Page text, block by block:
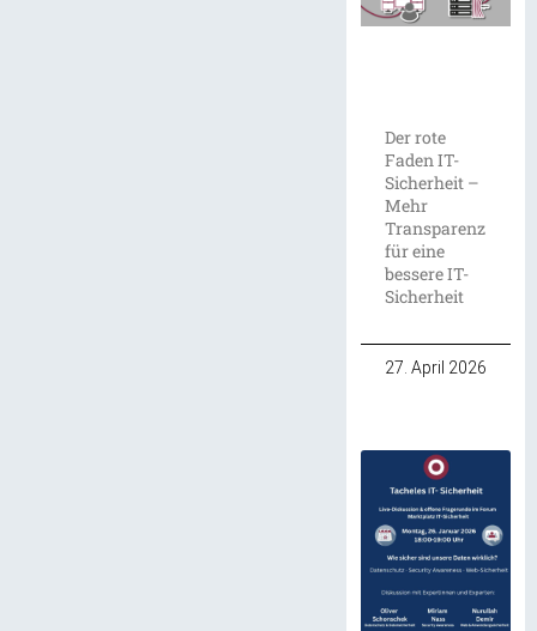
Der rote
Faden IT-
Sicherheit –
Mehr
Transparenz
für eine
bessere IT-
Sicherheit
27. April 2026